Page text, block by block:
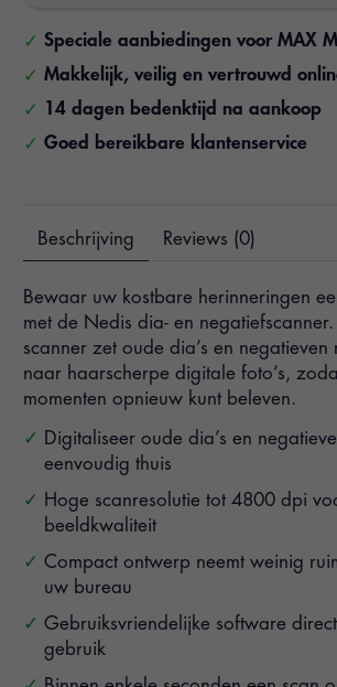
Speciale aanbiedingen voor MAX
Makkelijk, veilig en vertrouwd
14 dagen bedenktijd na aankoop
Goed bereikbare klantenservice
Beschrijving Reviews (0)
Bewaar uw kostbare herinneringen
met de Nedis dia- en
scanner zet oude dia’s en negatieven
naar haarscherpe digitale foto’s,
momenten opnieuw kunt beleven.
Digitaliseer oude dia’s en
eenvoudig thuis
Hoge scanresolutie tot 4800 dpi
beeldkwaliteit
Compact ontwerp neemt weinig
uw bureau
Gebruiksvriendelijke software
gebruik